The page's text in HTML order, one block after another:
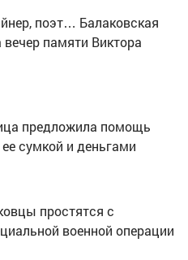
поэт… Балаковская
памяти Виктора
предложила помощь
сумкой и деньгами
простятся с
военной операции